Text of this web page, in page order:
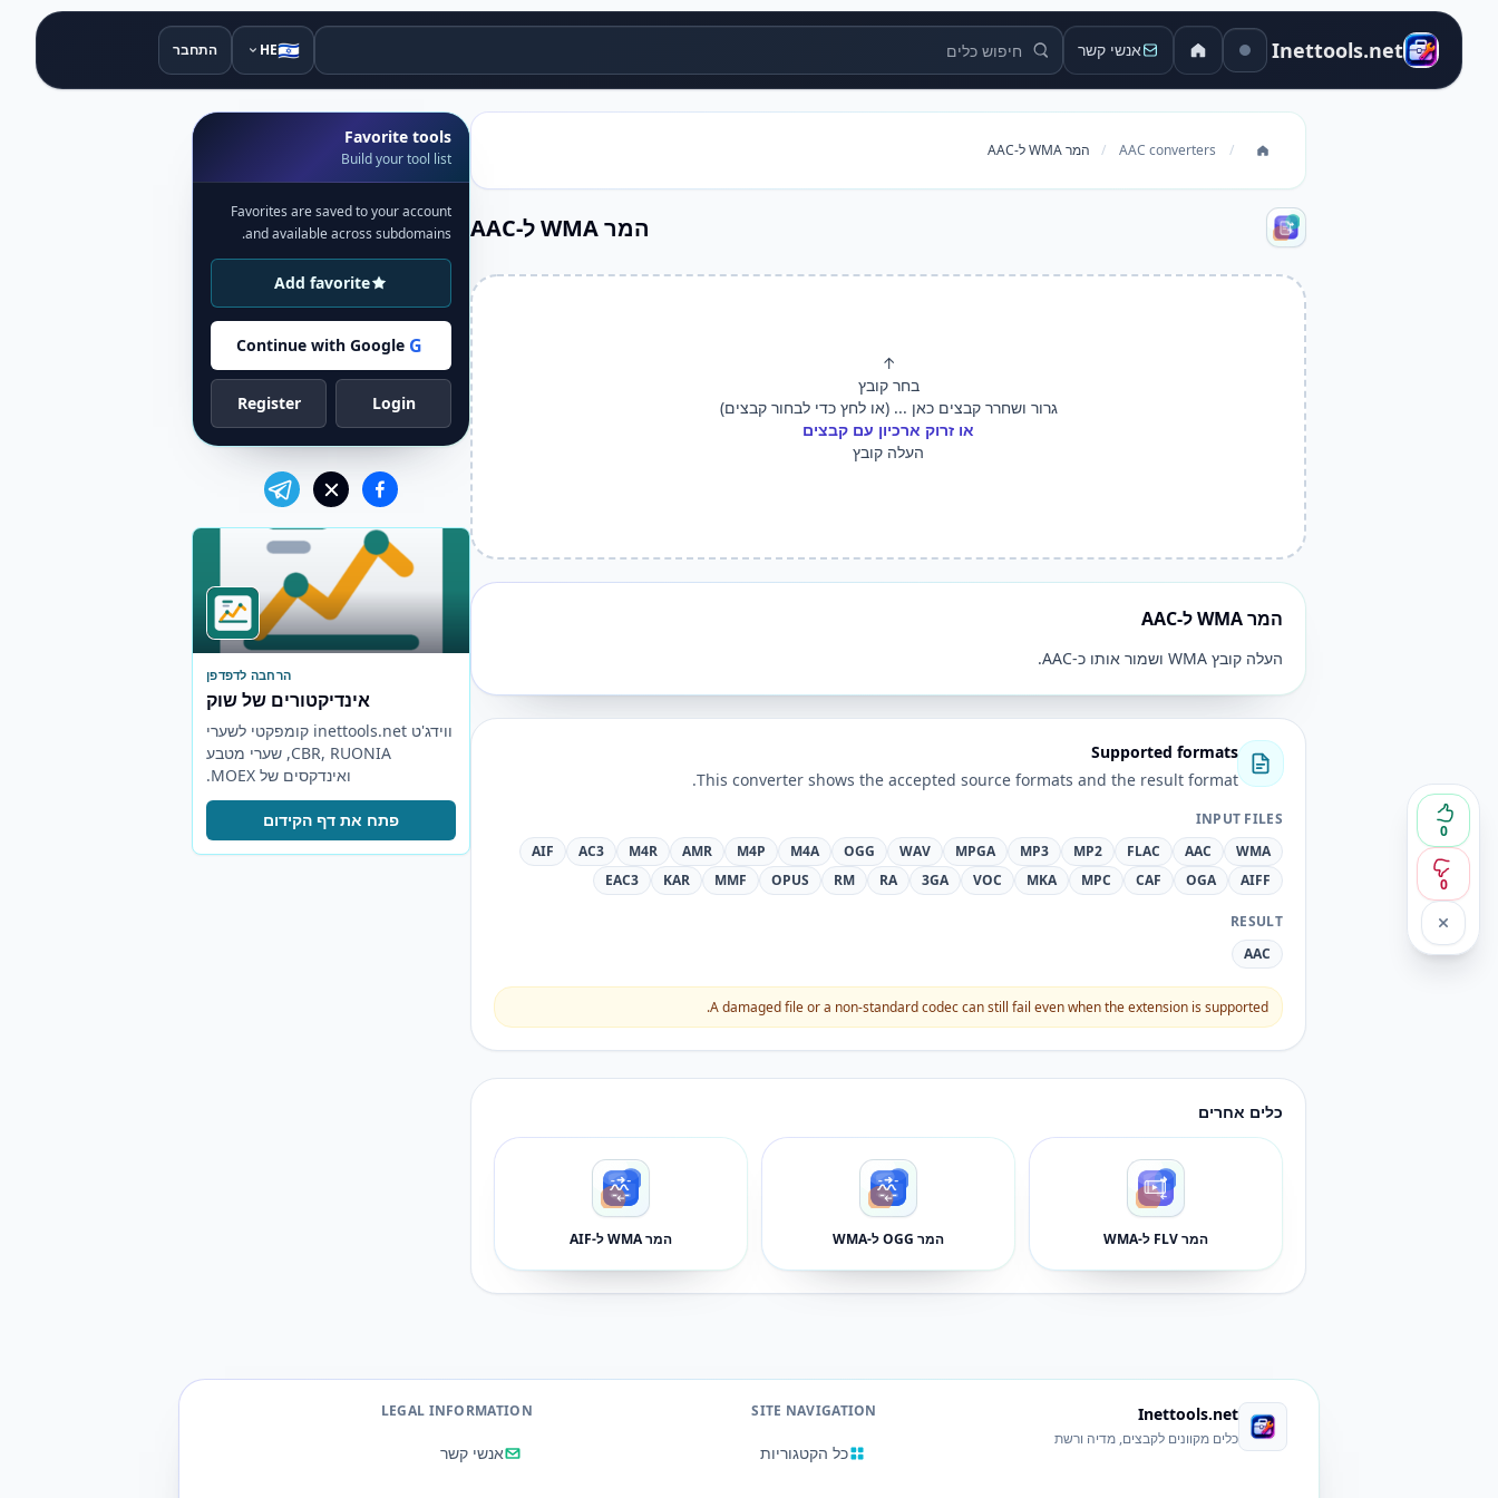
Inettools.net אנשי קשר חיפוש כלים 🇮🇱
HE התחבר
/
AAC converters
/ המר WMA ל-AAC
המר WMA ל-AAC
0
0
↑
בחר קובץ
גרור ושחרר קבצים כאן ... (או לחץ כדי לבחור קבצים)
או זרוק ארכיון עם קבצים
העלה קובץ
המר WMA ל-AAC
העלה קובץ WMA ושמור אותו כ-AAC.
Supported formats
This converter shows the accepted source formats and the result format.
INPUT FILES
WMA
AAC
FLAC
MP2
MP3
MPGA
WAV
OGG
M4A
M4P
AMR
M4R
AC3
AIF
AIFF
OGA
CAF
MPC
MKA
VOC
3GA
RA
RM
OPUS
MMF
KAR
EAC3
RESULT
AAC
A damaged file or a non-standard codec can still fail even when the extension is supported.
כלים אחרים
המר FLV ל-WMA המר OGG ל-WMA המר WMA ל-AIF
Favorite tools
Build your tool list
Favorites are saved to your account
and available across subdomains.
Add favorite
G
Continue with Google
Login
Register
הרחבה לדפדפן
אינדיקטורים של שוק
ווידג'ט inettools.net קומפקטי לשערי
CBR, RUONIA, שערי מטבע
ואינדקסים של MOEX.
פתח את דף הקידום
Inettools.net
כלים מקוונים לקבצים, מדיה ורשת
SITE NAVIGATION
כל הקטגוריות
LEGAL INFORMATION
אנשי קשר